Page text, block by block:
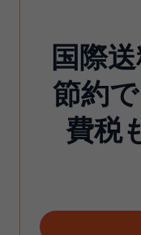
国際
節約
費税